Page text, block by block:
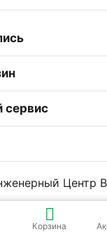
сервис
Центр
Корзина